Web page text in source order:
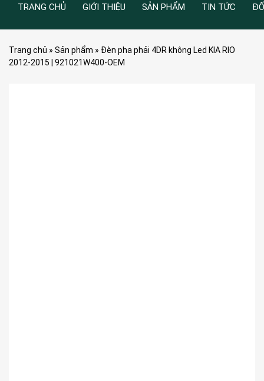
TRANG CHỦ GIỚI THIỆU SẢN PHẨM TIN TỨC
Trang chủ » Sản phẩm » Đèn pha phải 4DR không Led KIA RIO
2012-2015 | 921021W400-OEM